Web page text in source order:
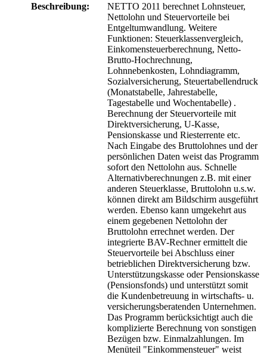
Beschreibung:
NETTO 2011 berechnet Lohnsteuer,
Nettolohn und Steuervorteile bei
Entgeltumwandlung. Weitere
Funktionen: Steuerklassenvergleich,
Einkomensteuerberechnung, Netto-
Brutto-Hochrechnung,
Lohnnebenkosten, Lohndiagramm,
Sozialversicherung, Steuertabellendruck
(Monatstabelle, Jahrestabelle,
Tagestabelle und Wochentabelle) .
Berechnung der Steuervorteile mit
Direktversicherung, U-Kasse,
Pensionskasse und Riesterrente etc.
Nach Eingabe des Bruttolohnes und der
persönlichen Daten weist das Programm
sofort den Nettolohn aus. Schnelle
Alternativberechnungen z.B. mit einer
anderen Steuerklasse, Bruttolohn u.s.w.
können direkt am Bildschirm ausgeführt
werden. Ebenso kann umgekehrt aus
einem gegebenen Nettolohn der
Bruttolohn errechnet werden. Der
integrierte BAV-Rechner ermittelt die
Steuervorteile bei Abschluss einer
betrieblichen Direktversicherung bzw.
Unterstützungskasse oder Pensionskasse
(Pensionsfonds) und unterstützt somit
die Kundenbetreuung in wirtschafts- u.
versicherungsberatenden Unternehmen.
Das Programm berücksichtigt auch die
komplizierte Berechnung von sonstigen
Bezügen bzw. Einmalzahlungen. Im
Menüteil "Einkommensteuer" weist